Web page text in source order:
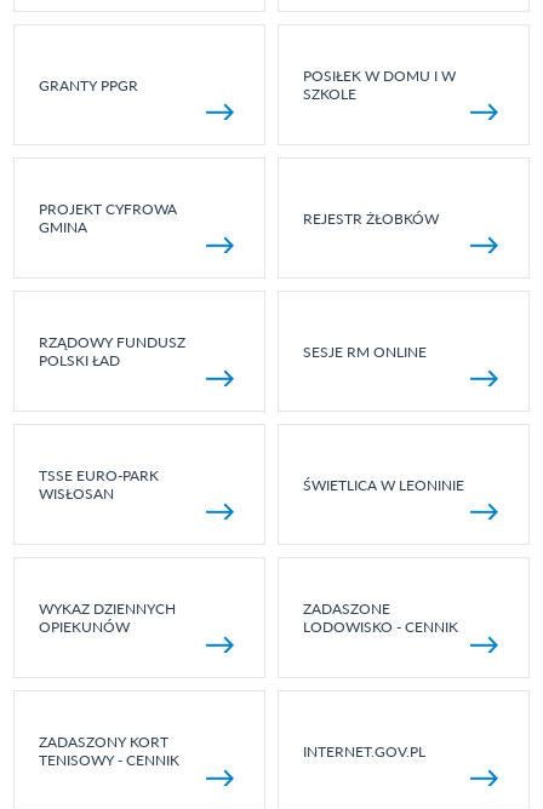
GRANTY PPGR
POSIŁEK W DOMU I W
SZKOLE
PROJEKT CYFROWA
GMINA
REJESTR ŻŁOBKÓW
RZĄDOWY FUNDUSZ
POLSKI ŁAD
SESJE RM ONLINE
TSSE EURO-PARK
WISŁOSAN
ŚWIETLICA W LEONINIE
WYKAZ DZIENNYCH
OPIEKUNÓW
ZADASZONE
LODOWISKO - CENNIK
ZADASZONY KORT
TENISOWY - CENNIK
INTERNET.GOV.PL